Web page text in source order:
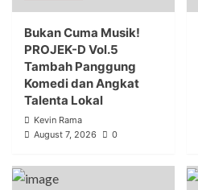
Bukan Cuma Musik!
PROJEK-D Vol.5
Tambah Panggung
Komedi dan Angkat
Talenta Lokal
Kevin Rama
August 7, 2026
0